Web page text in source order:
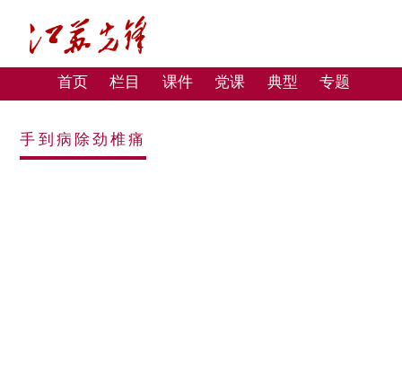
首页 栏目 课件 党课 典型 专题
手到病除劲椎痛